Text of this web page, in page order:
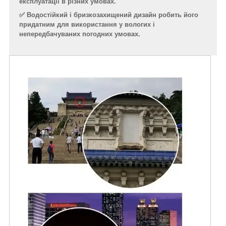
✅ Водостійкий і бризкозахищений дизайн робить його
придатним для використання у вологих і
непередбачуваних погодних умовах.